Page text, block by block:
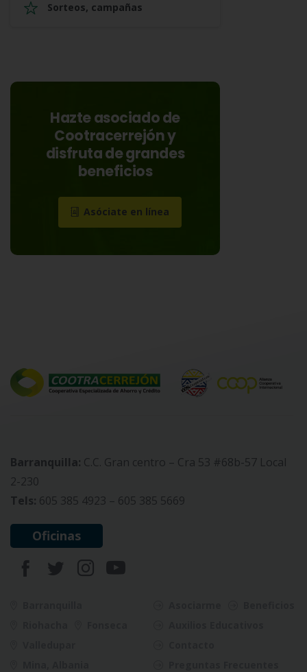
Sorteos, campañas
Hazte asociado de
Cootracerrejón y
disfruta de grandes
beneficios
Asóciate en línea
Barranquilla: C.C. Gran centro – Cra 53 #68b-57 Local
2-230
Tels: 605 385 4923 – 605 385 5669
Oficinas